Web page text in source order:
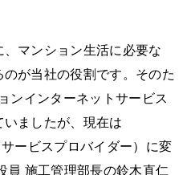
、マンション生活に必要な
が当社の役割です。そのた
ンインターネットサービス
ましたが、現在は
ービスプロバイダー）に変
員 施工管理部長の鈴木直仁